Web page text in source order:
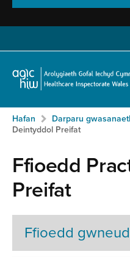
Hafan
Breadcrumb
Hafan Darparu
Deintyddol Preifat
Ffioedd
Preifat
Ffioedd